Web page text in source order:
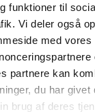
funktioner til
Vi deler også
med vores
partnere kan
du har givet
brug af deres
2013, det